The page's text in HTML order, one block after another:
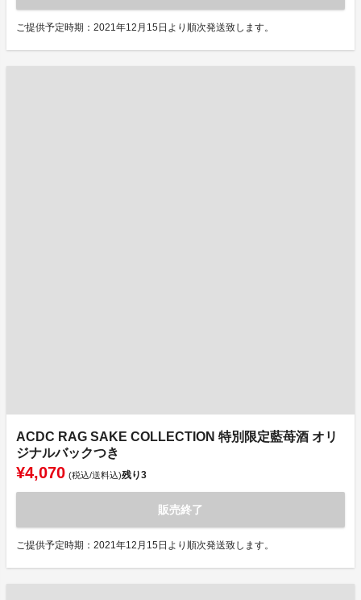
ご提供予定時期：2021年12月15日より順次発送致します。
ACDC RAG SAKE COLLECTION 特別限定藍苺酒 オリ
ジナルバックつき
¥4,070 (税込/送料込)残り3
販売終了
ご提供予定時期：2021年12月15日より順次発送致します。